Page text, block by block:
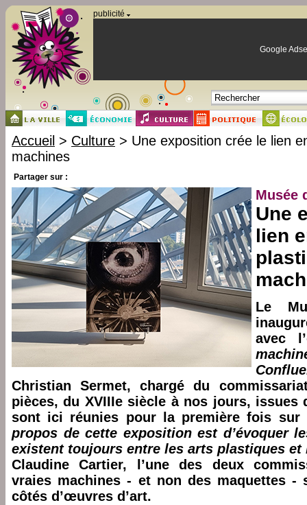
publicité
Google
Accueil > Culture > Une exposition crée le lien
machines
Partager sur :
Musée
Une
lien
Le
avec
Christian Sermet, chargé du
pièces, du XVIIIe siècle à nos jours, issues
sont ici réunies pour la première fois
propos de cette exposition est d’évoquer
existent toujours entre les arts plastiques et
Claudine Cartier, l’une des deux
vraies machines - et non des maquettes -
côtés d’œuvres d’art.
Panneau de gestion des cookies